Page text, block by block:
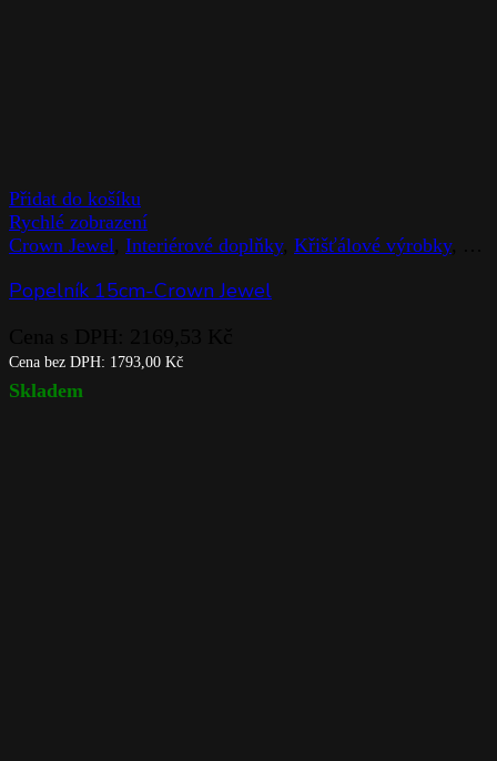
Přidat do košíku
Rychlé zobrazení
Crown Jewel Interiérové doplňky, Křišťálové výrobky,
Popelník 15cm-Crown Jewel
Cena bez DPH: 1793,00 Kč
Skladem